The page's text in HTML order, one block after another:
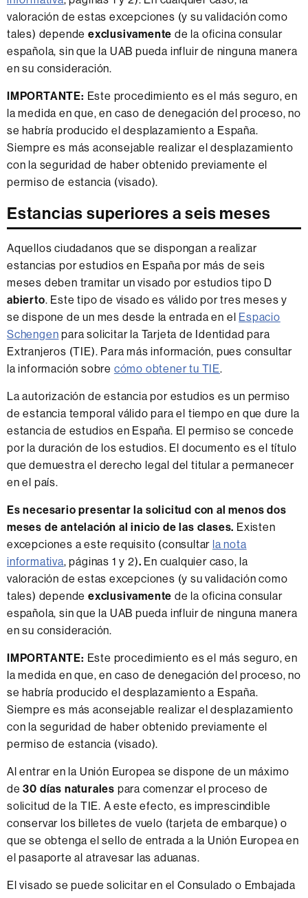
valoración de estas excepciones (y su validación como
tales) depende exclusivamentede la oficina consular
española, sin que la UAB pueda influir de ninguna manera
en su consideración.
IMPORTANTE: Este procedimiento es el más seguro, en
la medida en que, en caso de denegación del proceso, no
se habría producido el desplazamiento a España.
Siempre es más aconsejable realizar el desplazamiento
con la seguridad de haber obtenido previamente el
permiso de estancia (visado).
Estancias superiores a seis meses
Aquellos ciudadanos que se dispongan a realizar
estancias por estudios en España por más de seis
meses deben tramitar un visado por estudios tipo D
abierto. Este tipo de visado es válido por tres meses y
se dispone de un mes desde la entrada en el Espacio
Schengen para solicitar la Tarjeta de Identidad para
Extranjeros (TIE). Para más información, pues consultar
la información sobre cómo obtener tu TIE.
La autorización de estancia por estudios es un permiso
de estancia temporal válido para el tiempo en que dure la
estancia de estudios en España. El permiso se concede
por la duración de los estudios. El documento es el título
que demuestra el derecho legal del titular a permanecer
en el país.
Es necesario presentar la solicitud con al menos dos
meses de antelación al inicio de las clases. Existen
excepciones a este requisito (consultar la nota
informativa, páginas 1 y 2). En cualquier caso, la
valoración de estas excepciones (y su validación como
tales) depende exclusivamentede la oficina consular
española, sin que la UAB pueda influir de ninguna manera
en su consideración.
IMPORTANTE: Este procedimiento es el más seguro, en
la medida en que, en caso de denegación del proceso, no
se habría producido el desplazamiento a España.
Siempre es más aconsejable realizar el desplazamiento
con la seguridad de haber obtenido previamente el
permiso de estancia (visado).
Al entrar en la Unión Europea se dispone de un máximo
de30 días naturales para comenzar el proceso de
solicitud de la TIE. A este efecto, es imprescindible
conservar los billetes de vuelo (tarjeta de embarque) o
que se obtenga el sello de entrada a la Unión Europea en
el pasaporte al atravesar las aduanas.
El visado se puede solicitar en el Consulado o Embajada